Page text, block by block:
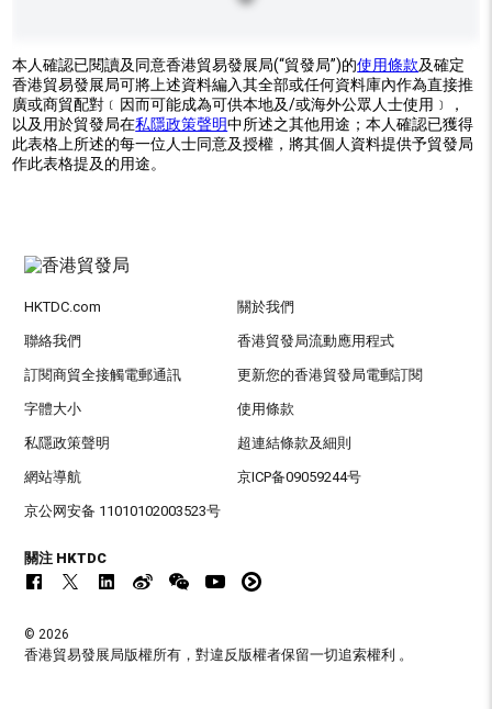
本人確認已閱讀及同意香港貿易發展局(“貿發局”)的使用條款及確定
香港貿易發展局可將上述資料編入其全部或任何資料庫內作為直接推
廣或商貿配對﹝因而可能成為可供本地及/或海外公眾人士使用﹞，
以及用於貿發局在私隱政策聲明中所述之其他用途；本人確認已獲得
此表格上所述的每一位人士同意及授權，將其個人資料提供予貿發局
作此表格提及的用途。
HKTDC.com 關於我們
聯絡我們 香港貿發局流動應用程式
訂閱商貿全接觸電郵通訊 更新您的香港貿發局電郵訂閱
字體大小 使用條款
私隱政策聲明 超連結條款及細則
網站導航 京ICP备09059244号
京公网安备 11010102003523号
關注 HKTDC
© 2026
香港貿易發展局版權所有，對違反版權者保留一切追索權利 。